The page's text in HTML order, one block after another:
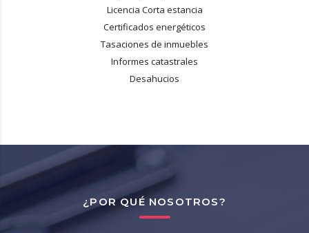
Licencia Corta estancia
Certificados energéticos
Tasaciones de inmuebles
Informes catastrales
Desahucios
¿POR QUÉ NOSOTROS?